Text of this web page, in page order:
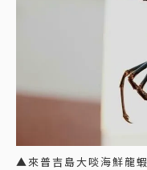
▲來普吉島大啖海鮮龍